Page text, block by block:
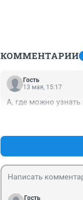
КОММЕНТАРИИ
Гость
13 мая, 15:17
А, где можно узнать
Гость